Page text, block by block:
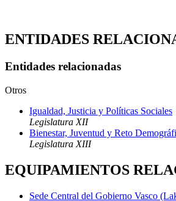
ENTIDADES
Entidades relacionadas
Otros
Igualdad, Justicia y Políticas Sociales
Legislatura XII
Bienestar, Juventud y Reto
Legislatura XIII
EQUIPAMIENTOS
Sede Central del Gobierno Vasco